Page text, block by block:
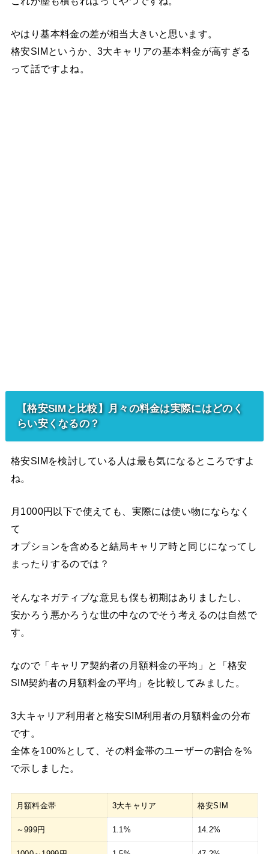
やはり基本料金の差が相当大きいと思います。
格安SIMというか、3大キャリアの基本料金が高すぎる
って話ですよね。
【格安SIMと比較】月々の料金は実際にはどのく
らい安くなるの？
格安SIMを検討している人は最も気になるところですよ
ね。
月1000円以下で使えても、実際には使い物にならなく
て
オプションを含めると結局キャリア時と同じになってし
まったりするのでは？
そんなネガティブな意見も僕も初期はありましたし、
安かろう悪かろうな世の中なのでそう考えるのは自然で
す。
なので「キャリア契約者の月額料金の平均」と「格安
SIM契約者の月額料金の平均」を比較してみました。
3大キャリア利用者と格安SIM利用者の月額料金の分布
です。
全体を100%として、その料金帯のユーザーの割合を%
で示しました。
月額料金帯 3大キャリア 格安SIM
～999円 1.1% 14.2%